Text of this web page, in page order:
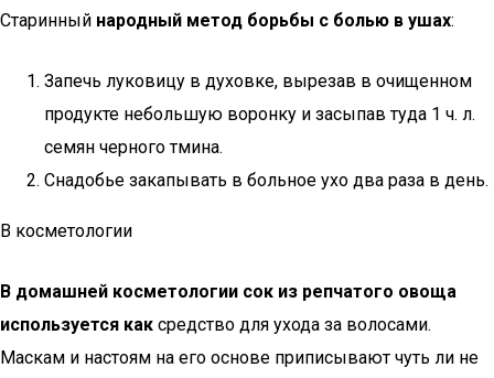
Старинный народный метод борьбы с болью в ушах:
Запечь луковицу в духовке, вырезав в очищенном
продукте небольшую воронку и засыпав туда 1 ч. л.
семян черного тмина.
Снадобье закапывать в больное ухо два раза в день.
В косметологии
В домашней косметологии сок из репчатого овоща
используется как средство для ухода за волосами.
Маскам и настоям на его основе приписывают чуть ли не